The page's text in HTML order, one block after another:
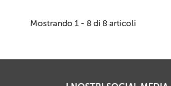
Mostrando 1 - 8 di 8 articoli